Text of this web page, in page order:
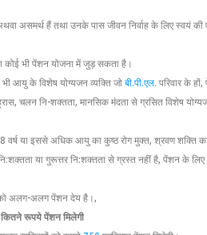
असमर्थ हैं तथा उनके पास जीवन निर्वाह के लिए स्‍वयं की
कोई भी पेंशन योजना में जुड़ सकता है।
आयु के विशेष योग्‍यजन व्‍यक्ति जो बी.पी.एल. परिवार के
चलन नि-शक्तता, मानसिक मंदता से ग्रसित विशेष
वर्ष या इससे अधिक आयु का कुष्‍ठ रोग मुक्त, श्रवण शक्ति
या गुरूत्तर नि:शक्तता से ग्रस्‍त नहीं है, पेंशन के लिए
को अलग-अलग पेंशन देय है।,
कितने रूपये पेंशन मिलेगी